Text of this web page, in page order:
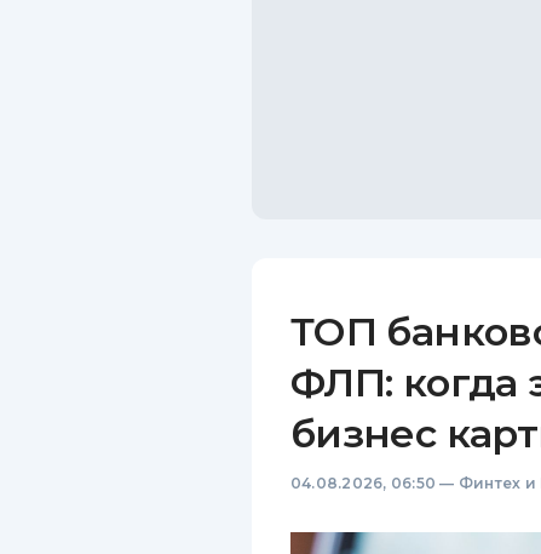
ТОП
ФЛП: когда
бизнес
04.08.2026, 06:50 — Финтех и